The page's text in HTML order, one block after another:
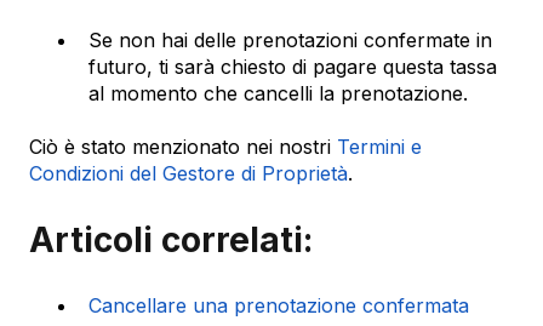
Se non hai delle prenotazioni confermate in
futuro, ti sarà chiesto di pagare questa tassa
al momento che cancelli la prenotazione.
Ciò è stato menzionato nei nostri Termini e
Condizioni del Gestore di Proprietà.
Articoli correlati:
Cancellare una prenotazione confermata